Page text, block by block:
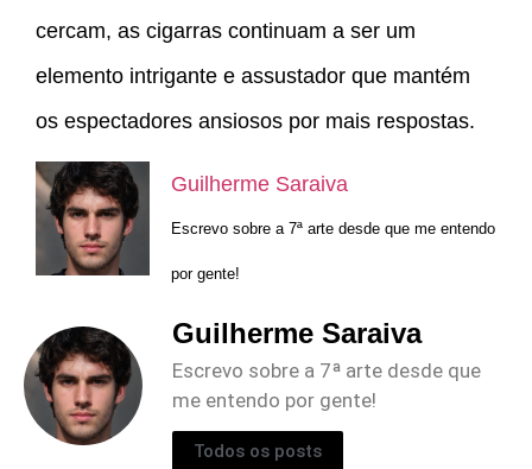
cercam, as cigarras continuam a ser um
elemento intrigante e assustador que mantém
os espectadores ansiosos por mais respostas.
Guilherme Saraiva
Escrevo sobre a 7ª arte desde que me entendo
por gente!
Guilherme Saraiva
Escrevo sobre a 7ª arte desde que
me entendo por gente!
Todos os posts